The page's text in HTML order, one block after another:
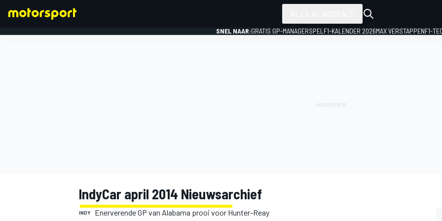
SNEL NAAR:GRATIS GP-MANAGERSPEL F1-KALENDER 2026MAX VERSTAPPENF1-
IndyCar april 2014 Nieuwsarchief
INDY Enerverende GP van Alabama prooi voor Hunter-Reay